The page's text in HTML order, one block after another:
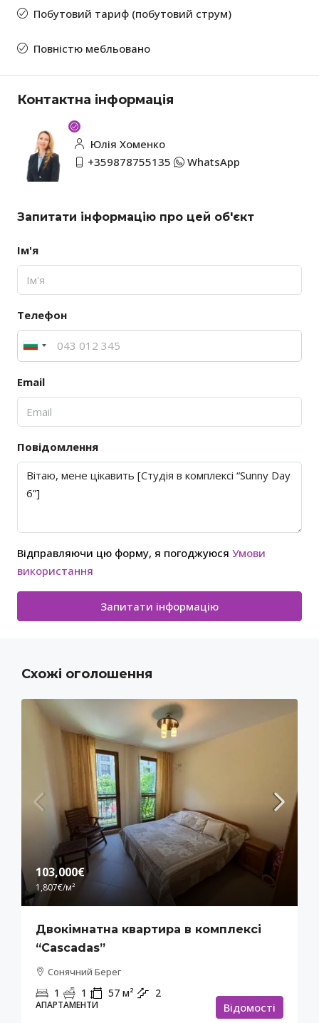
Побутовий тариф (побутовий струм)
Повністю мебльовано
Контактна інформація
Юлія Хоменко
+359878755135
WhatsApp
Запитати інформацію про цей об'єкт
Ім'я
Телефон
Email
Повідомлення
Відправляючи цю форму, я погоджуюся Умови
використання
Запитати інформацію
Схожі оголошення
103,000€
1,807€/м²
Двокімнатна квартира в комплексі
“Cascadas”
Сонячний Берег
1 1 57 м² 2
АПАРТАМЕНТИ Відомості